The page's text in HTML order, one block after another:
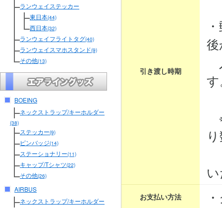
ランウェイステッカー
東日本(44)
西日本(32)
ランウェイフライトタグ(40)
ランウェイスマホスタンド(9)
その他(13)
BOEING
ネックストラップ/キーホルダー
(38)
ステッカー(9)
ピンバッジ(14)
ステーショナリー(11)
キャップ/Tシャツ(22)
その他(26)
AIRBUS
ネックストラップ/キーホルダー
引き渡し時期
お支払い方法